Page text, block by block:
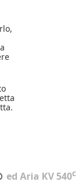
ed Aria KV 540c